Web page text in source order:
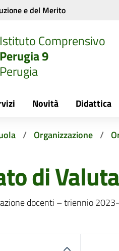
e del Merito
Istituto Comprensivo
Perugia 9
Perugia
Novità Didattica
Organizzazione
di
docenti – triennio